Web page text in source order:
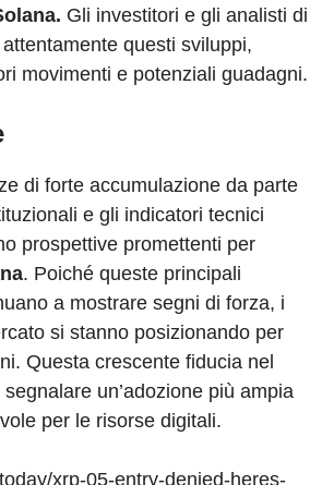
Gli investitori e gli analisti di
questi sviluppi,
movimenti e potenziali guadagni.
di forte accumulazione da parte
e gli indicatori tecnici
prospettive promettenti per
. Poiché queste principali
a mostrare segni di forza, i
si stanno posizionando per
Questa crescente fiducia nel
un’adozione più ampia
per le risorse digitali.
xrp-05-entry-denied-heres-